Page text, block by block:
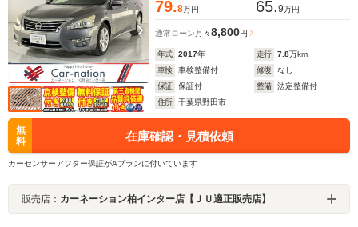
79.8万円 65.9万円
通常ローン 月々8,800円
年式 2017年 走行 7.8万km
車検
車検整備付 修復
なし
保証
保証付 整備
法定整備付
住所
千葉県野田市
無
料
在庫確認・見積依頼
カーセンサーアフター保証がAプランに付いています
販売店： カーネーション柏インター店【ＪＵ適正販売店】